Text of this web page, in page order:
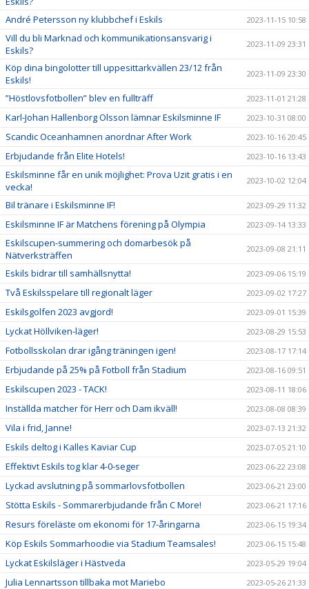
André Petersson ny klubbchef i Eskils 2023-11-15 10:58
Vill du bli Marknad och kommunikationsansvarig i
Eskils?
2023-11-09 23:31
Köp dina bingolotter till uppesittarkvällen 23/12 från
Eskils!
2023-11-09 23:30
”Höstlovsfotbollen” blev en fullträff 2023-11-01 21:28
Karl-Johan Hallenborg Olsson lämnar Eskilsminne IF 2023-10-31 08:00
Scandic Oceanhamnen anordnar After Work 2023-10-16 20:45
Erbjudande från Elite Hotels! 2023-10-16 13:43
Eskilsminne får en unik möjlighet: Prova Uzit gratis i en
vecka!
2023-10-02 12:04
Bil tränare i Eskilsminne IF! 2023-09-29 11:32
Eskilsminne IF är Matchens förening på Olympia 2023-09-14 13:33
Eskilscupen-summering och domarbesök på
Nätverksträffen
2023-09-08 21:11
Eskils bidrar till samhällsnytta! 2023-09-06 15:19
Två Eskilsspelare till regionalt läger 2023-09-02 17:27
Eskilsgolfen 2023 avgjord! 2023-09-01 15:39
Lyckat Höllviken-läger! 2023-08-29 15:53
Fotbollsskolan drar igång träningen igen! 2023-08-17 17:14
Erbjudande på 25% på Fotboll från Stadium 2023-08-16 09:51
Eskilscupen 2023 - TACK! 2023-08-11 18:06
Inställda matcher för Herr och Dam ikväll! 2023-08-08 08:39
Vila i frid, Janne! 2023-07-13 21:32
Eskils deltog i Kalles Kaviar Cup 2023-07-05 21:10
Effektivt Eskils tog klar 4-0-seger 2023-06-22 23:08
Lyckad avslutning på sommarlovsfotbollen 2023-06-21 23:00
Stötta Eskils - Sommarerbjudande från C More! 2023-06-21 17:16
Resurs föreläste om ekonomi för 17-åringarna 2023-06-15 19:34
Köp Eskils Sommarhoodie via Stadium Teamsales! 2023-06-15 15:48
Lyckat Eskilsläger i Hästveda 2023-05-29 19:04
Julia Lennartsson tillbaka mot Mariebo 2023-05-26 21:33